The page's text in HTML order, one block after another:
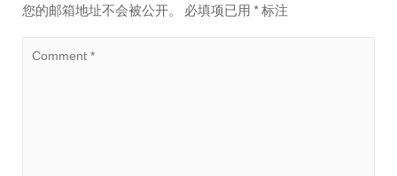
您的邮箱地址不会被公开。 必填项已用 *标注